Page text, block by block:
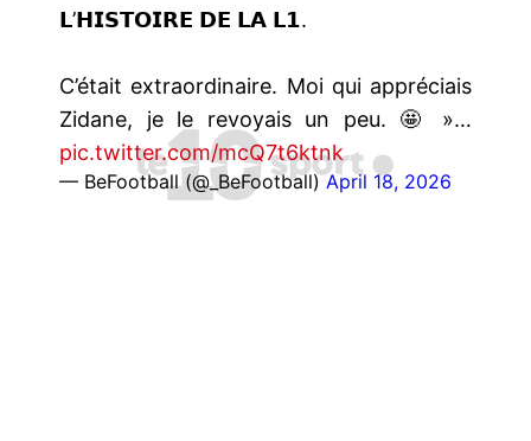
𝗟’𝗛𝗜𝗦𝗧𝗢𝗜𝗥𝗘 𝗗𝗘 𝗟𝗔 𝗟𝟭.
C’était extraordinaire. Moi qui appréciais
Zidane, je le revoyais un peu. 🤩 »…
pic.twitter.com/mcQ7t6ktnk
— BeFootball (@_BeFootball)April 18, 2026